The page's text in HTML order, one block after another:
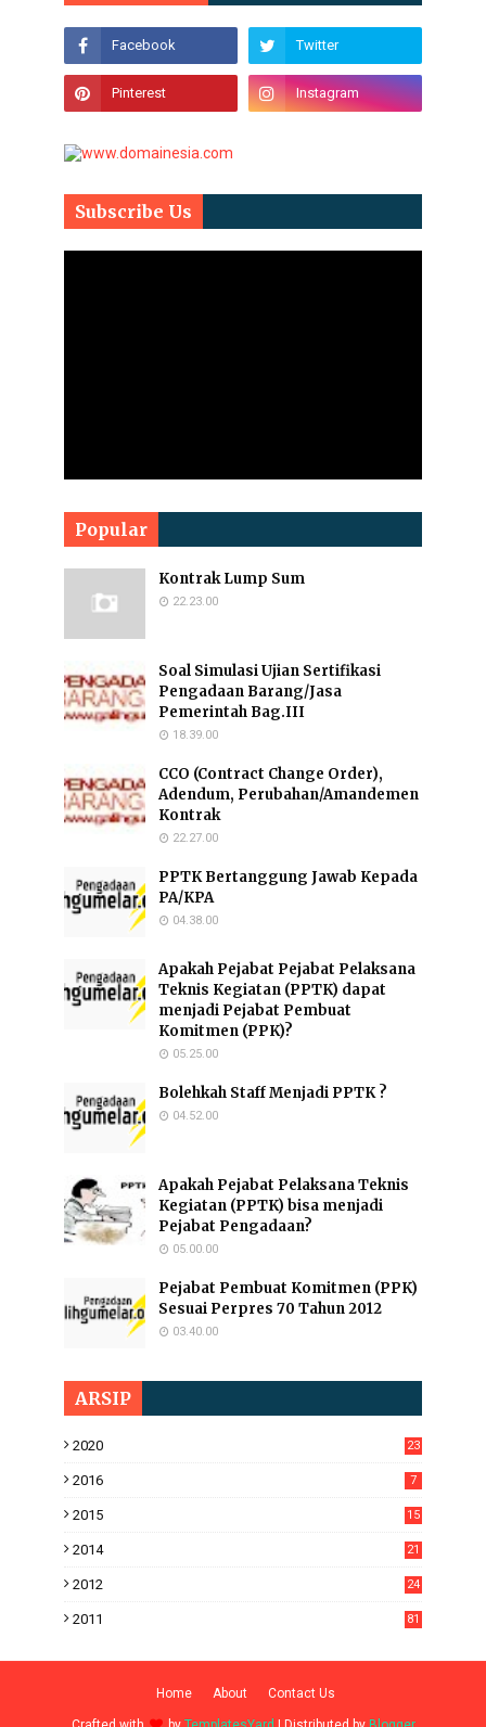
Subscribe Us
Popular
Kontrak Lump Sum
22.23.00
Soal Simulasi Ujian Sertifikasi
Pengadaan Barang/Jasa
Pemerintah Bag.III
18.39.00
CCO (Contract Change Order),
Adendum, Perubahan/Amandemen
Kontrak
22.27.00
PPTK Bertanggung Jawab Kepada
PA/KPA
04.38.00
Apakah Pejabat Pejabat Pelaksana
Teknis Kegiatan (PPTK) dapat
menjadi Pejabat Pembuat
Komitmen (PPK)?
05.25.00
Bolehkah Staff Menjadi PPTK ?
04.52.00
Apakah Pejabat Pelaksana Teknis
Kegiatan (PPTK) bisa menjadi
Pejabat Pengadaan?
05.00.00
Pejabat Pembuat Komitmen (PPK)
Sesuai Perpres 70 Tahun 2012
03.40.00
ARSIP
2020 23
2016 7
2015 15
2014 21
2012 24
2011 81
Home About Contact Us